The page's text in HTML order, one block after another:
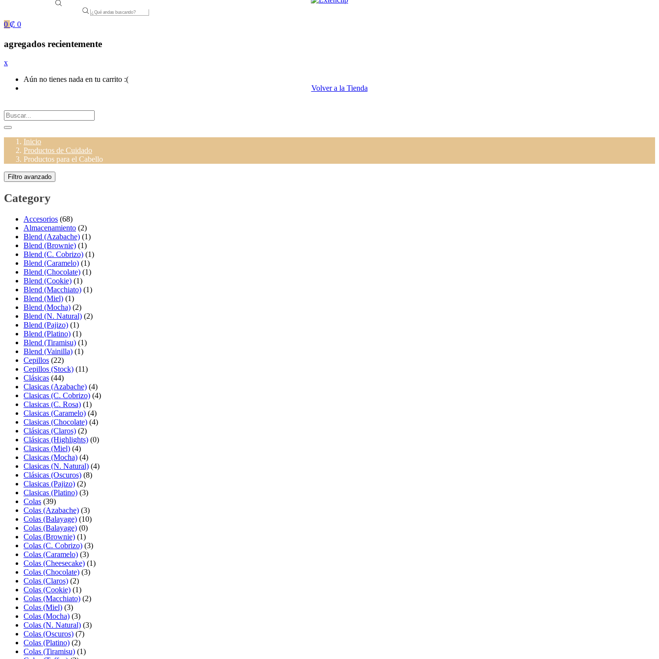
Products
search
0 ₡ 0
agregados recientemente
x
Aún no tienes nada en tu carrito :(
Volver a la Tienda
Inicio
Productos de Cuidado
Productos para el Cabello
Filtro avanzado
Category
Accesorios (68)
Almacenamiento (2)
Blend (Azabache) (1)
Blend (Brownie) (1)
Blend (C. Cobrizo) (1)
Blend (Caramelo) (1)
Blend (Chocolate) (1)
Blend (Cookie) (1)
Blend (Macchiato) (1)
Blend (Miel) (1)
Blend (Mocha) (2)
Blend (N. Natural) (2)
Blend (Pajizo) (1)
Blend (Platino) (1)
Blend (Tiramisu) (1)
Blend (Vainilla) (1)
Cepillos (22)
Cepillos (Stock) (11)
Clásicas (44)
Clasicas (Azabache) (4)
Clasicas (C. Cobrizo) (4)
Clasicas (C. Rosa) (1)
Clasicas (Caramelo) (4)
Clasicas (Chocolate) (4)
Clásicas (Claros) (2)
Clásicas (Highlights) (0)
Clasicas (Miel) (4)
Clasicas (Mocha) (4)
Clasicas (N. Natural) (4)
Clásicas (Oscuros) (8)
Clasicas (Pajizo) (2)
Clasicas (Platino) (3)
Colas (39)
Colas (Azabache) (3)
Colas (Balayage) (10)
Colas (Balayage) (0)
Colas (Brownie) (1)
Colas (C. Cobrizo) (3)
Colas (Caramelo) (3)
Colas (Cheesecake) (1)
Colas (Chocolate) (3)
Colas (Claros) (2)
Colas (Cookie) (1)
Colas (Macchiato) (2)
Colas (Miel) (3)
Colas (Mocha) (3)
Colas (N. Natural) (3)
Colas (Oscuros) (7)
Colas (Platino) (2)
Colas (Tiramisu) (1)